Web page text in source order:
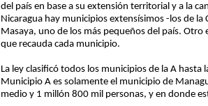
del país en base a su extensión territorial y a la
Nicaragua hay municipios extensísimos -los de
Masaya, uno de los más pequeños del país.
que recauda cada municipio.
La ley clasificó todos los municipios de la A
Municipio A es solamente el municipio de
medio y 1 millón 800 mil personas, y en donde